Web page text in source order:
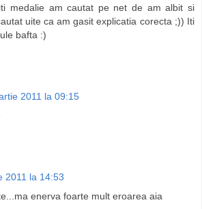
medalie am cautat pe net de am albit si
uite ca am gasit explicatia corecta ;)) Iti
bafta :)
2011 la 09:15
2011 la 14:53
enerva foarte mult eroarea aia